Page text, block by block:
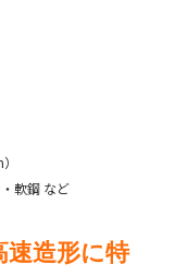
軟鋼 など
造形に特